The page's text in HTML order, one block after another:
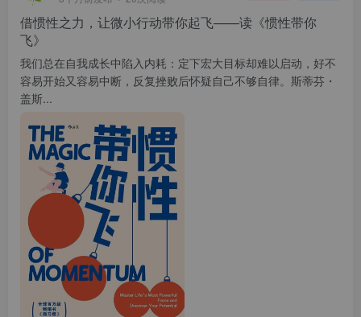
借惯性之力，让微小行动带你起飞——读《惯性带你
飞》
我们总在自我成长中陷入内耗：定下宏大目标却难以启动，好不
容易开始又容易中断，反复挫败后怀疑自己不够自律。斯蒂芬・
盖斯...